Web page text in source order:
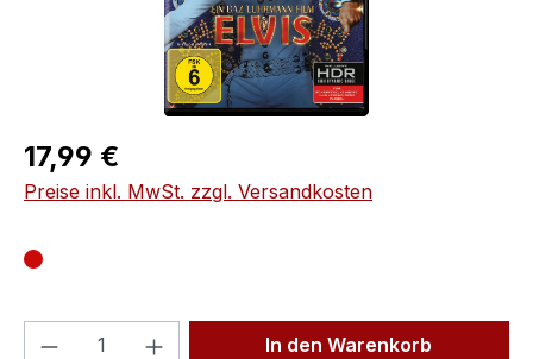
Regulärer Preis:
17,99 €
Preise inkl. MwSt. zzgl. Versandkosten
Produkt Anzahl: Gib denIn den Warenkorb